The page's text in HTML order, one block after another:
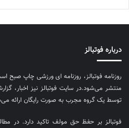
درباره فوتبالز
منتشر می‌شود.در سایت فوتبالز نیز اخبار،
توسط یک گروه مجرب به صورت رایگان ارائه
فوتبالز بر حفظ حق مولف تاکید دارد. در